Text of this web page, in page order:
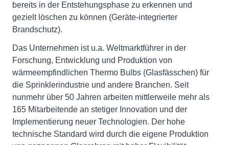
bereits in der Entstehungsphase zu erkennen und
gezielt löschen zu können (Geräte-integrierter
Brandschutz).
Das Unternehmen ist u.a. Weltmarktführer in der
Forschung, Entwicklung und Produktion von
wärmeempfindlichen Thermo Bulbs (Glasfässchen) für
die Sprinklerindustrie und andere Branchen. Seit
nunmehr über 50 Jahren arbeiten mittlerweile mehr als
165 Mitarbeitende an stetiger Innovation und der
Implementierung neuer Technologien. Der hohe
technische Standard wird durch die eigene Produktion